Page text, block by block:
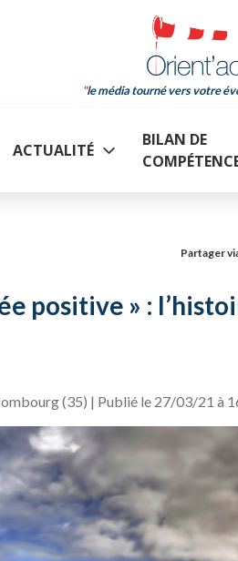
le média tourné vers votre
ACTUALITÉ
BILAN DE
Partager
positive » :
(35) | Publié le 27/03/21 à